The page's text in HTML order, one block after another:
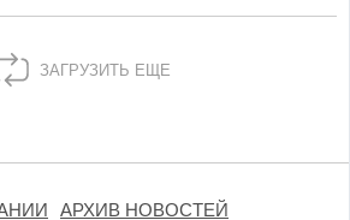
ЗАГРУЗИТЬ ЕЩЕ
АРХИВ НОВОСТЕЙ